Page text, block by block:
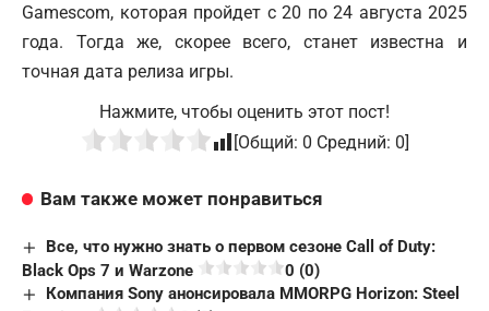
Gamescom, которая пройдет с 20 по 24 августа 2025
года. Тогда же, скорее всего, станет известна и
точная дата релиза игры.
Нажмите, чтобы оценить этот пост!
[Общий: 0 Средний: 0]
Вам также может понравиться
Все, что нужно знать о первом сезоне Call of Duty:
Black Ops 7 и Warzone
0 (0)
Компания Sony анонсировала MMORPG Horizon: Steel